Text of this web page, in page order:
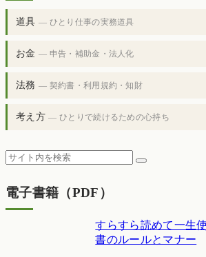
道具 — ひとり仕事の実務道具
お金 — 申告・補助金・法人化
法務 — 契約書・利用規約・知財
考え方— ひとりで続けるための心持ち
電子書籍（PDF）
すらすら読めて一生
書のルールとマナー